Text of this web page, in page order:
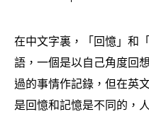
在中文字裏 ，
「回憶」和
語 ， 一個是以自己角度回
過的事情作記錄 ， 但在英
是回憶和記憶是不同的 ，